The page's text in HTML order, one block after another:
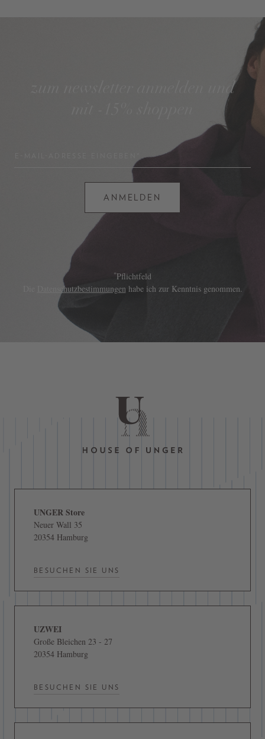
zum newsletter anmelden und
ANMELDEN
*Pflichtfeld
Datenschutzbestimmungen habe ich zur Kenntnis genommen.
UNGER Store
Neuer Wall 35
20354 Hamburg
BESUCHEN SIE UNS
UZWEI
Große Bleichen 23 - 27
20354 Hamburg
BESUCHEN SIE UNS